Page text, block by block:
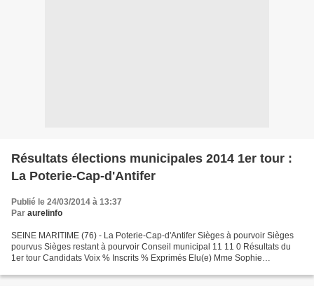
Résultats élections municipales 2014 1er tour :
La Poterie-Cap-d'Antifer
Publié le 24/03/2014 à 13:37
Par aurelinfo
SEINE MARITIME (76) - La Poterie-Cap-d'Antifer Sièges à pourvoir Sièges
pourvus Sièges restant à pourvoir Conseil municipal 11 11 0 Résultats du
1er tour Candidats Voix % Inscrits % Exprimés Elu(e) Mme Sophie